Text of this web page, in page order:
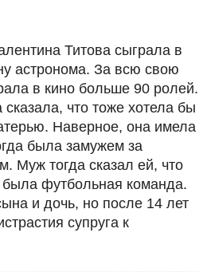
Титова сыграла в
астронома. За всю свою
в кино больше 90 ролей.
что тоже хотела бы
Наверное, она имела
была замужем за
Муж тогда сказал ей, что
была футбольная команда.
и дочь, но после 14 лет
супруга к